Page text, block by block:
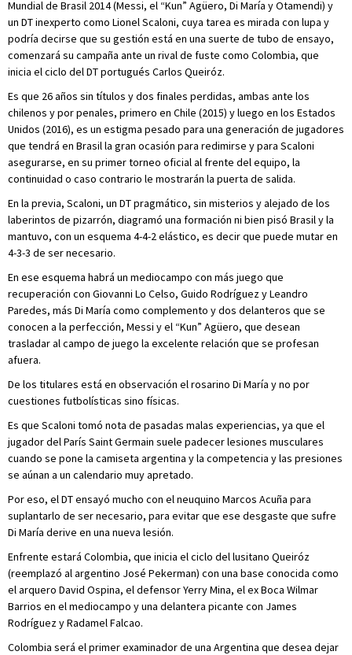
Mundial de Brasil 2014 (Messi, el “Kun” Agüero, Di María y Otamendi) y
un DT inexperto como Lionel Scaloni, cuya tarea es mirada con lupa y
podría decirse que su gestión está en una suerte de tubo de ensayo,
comenzará su campaña ante un rival de fuste como Colombia, que
inicia el ciclo del DT portugués Carlos Queiróz.
Es que 26 años sin títulos y dos finales perdidas, ambas ante los
chilenos y por penales, primero en Chile (2015) y luego en los Estados
Unidos (2016), es un estigma pesado para una generación de jugadores
que tendrá en Brasil la gran ocasión para redimirse y para Scaloni
asegurarse, en su primer torneo oficial al frente del equipo, la
continuidad o caso contrario le mostrarán la puerta de salida.
En la previa, Scaloni, un DT pragmático, sin misterios y alejado de los
laberintos de pizarrón, diagramó una formación ni bien pisó Brasil y la
mantuvo, con un esquema 4-4-2 elástico, es decir que puede mutar en
4-3-3 de ser necesario.
En ese esquema habrá un mediocampo con más juego que
recuperación con Giovanni Lo Celso, Guido Rodríguez y Leandro
Paredes, más Di María como complemento y dos delanteros que se
conocen a la perfección, Messi y el “Kun” Agüero, que desean
trasladar al campo de juego la excelente relación que se profesan
afuera.
De los titulares está en observación el rosarino Di María y no por
cuestiones futbolísticas sino físicas.
Es que Scaloni tomó nota de pasadas malas experiencias, ya que el
jugador del París Saint Germain suele padecer lesiones musculares
cuando se pone la camiseta argentina y la competencia y las presiones
se aúnan a un calendario muy apretado.
Por eso, el DT ensayó mucho con el neuquino Marcos Acuña para
suplantarlo de ser necesario, para evitar que ese desgaste que sufre
Di María derive en una nueva lesión.
Enfrente estará Colombia, que inicia el ciclo del lusitano Queiróz
(reemplazó al argentino José Pekerman) con una base conocida como
el arquero David Ospina, el defensor Yerry Mina, el ex Boca Wilmar
Barrios en el mediocampo y una delantera picante con James
Rodríguez y Radamel Falcao.
Colombia será el primer examinador de una Argentina que desea dejar